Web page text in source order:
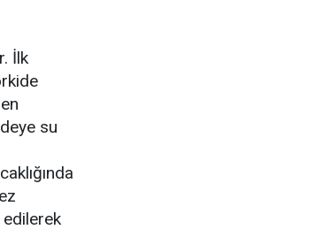
İlk
su
edilerek